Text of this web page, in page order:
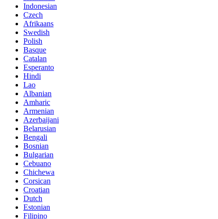
Indonesian
Czech
Afrikaans
Swedish
Polish
Basque
Catalan
Esperanto
Hindi
Lao
Albanian
Amharic
Armenian
Azerbaijani
Belarusian
Bengali
Bosnian
Bulgarian
Cebuano
Chichewa
Corsican
Croatian
Dutch
Estonian
Filipino